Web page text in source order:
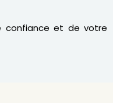
confiance et de votre